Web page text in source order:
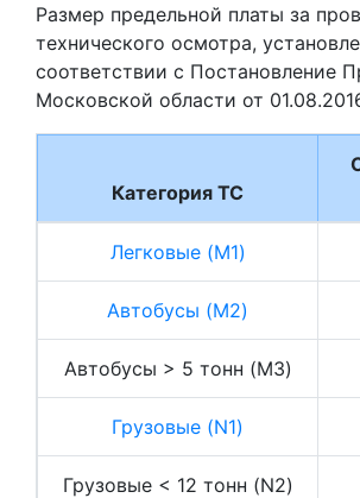
Размер предельной платы за
технического осмотра,
соответствии с Постановление
Московской области от
Категория ТС
Легковые (M1)
Автобусы (M2)
Автобусы > 5 тонн (M3)
Грузовые (N1)
Грузовые < 12 тонн (N2)